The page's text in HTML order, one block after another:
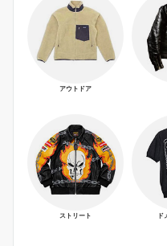
アウトドア
ストリート ド